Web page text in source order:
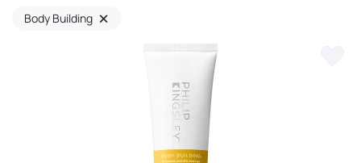
Body Building ×